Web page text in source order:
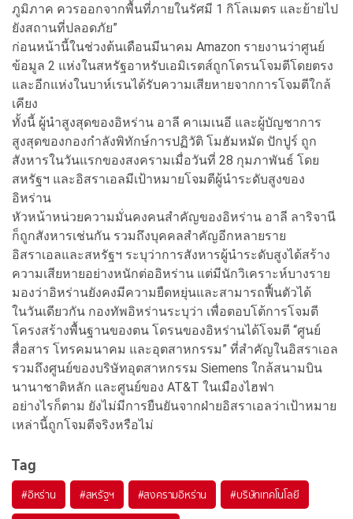
ภูมิภาค ควรออกจากพื้นที่ภายในรัศมี 1 กิโลเมตร และย้ายไป
ยังสถานที่ปลอดภัย”
ก่อนหน้านี้ในช่วงต้นเดือนมีนาคม Amazon รายงานว่าศูนย์
ข้อมูล 2 แห่งในสหรัฐอาหรับเอมิเรตส์ถูกโดรนโจมตีโดยตรง
และอีกแห่งในบาห์เรนได้รับความเสียหายจากการโจมตีใกล้
เคียง
ทั้งนี้ ผู้นำสูงสุดของอิหร่าน อาลี คาเมเนอี และผู้บัญชาการ
สูงสุดของกองกำลังพิทักษ์การปฏิวัติ โมฮัมหมัด ปักปูร์ ถูก
สังหารในวันแรกของสงครามเมื่อวันที่ 28 กุมภาพันธ์ โดย
สหรัฐฯ และอิสราเอลมีเป้าหมายโจมตีผู้นำระดับสูงของ
อิหร่าน
หัวหน้าหน่วยความมั่นคงคนสำคัญของอิหร่าน อาลี ลาริจานี
ก็ถูกสังหารเช่นกัน รวมถึงบุคคลสำคัญอีกหลายราย
อิสราเอลและสหรัฐฯ ระบุว่าการสังหารผู้นำระดับสูงได้สร้าง
ความเสียหายอย่างหนักต่ออิหร่าน แต่มีนักวิเคราะห์บางราย
มองว่าอิหร่านยังคงมีความยืดหยุ่นและสามารถฟื้นตัวได้
ในวันเดียวกัน กองทัพอิหร่านระบุว่า เพื่อตอบโต้การโจมตี
โครงสร้างพื้นฐานของตน โดรนของอิหร่านได้โจมตี “ศูนย์
สื่อสาร โทรคมนาคม และอุตสาหกรรม” ที่สำคัญในอิสราเอล
รวมถึงศูนย์ของบริษัทอุตสาหกรรม Siemens ใกล้สนามบิน
นานาชาติหลัก และศูนย์ของ AT&T ในเมืองไฮฟา
อย่างไรก็ตาม ยังไม่มีการยืนยันจากฝ่ายอิสราเอลว่าเป้าหมาย
เหล่านี้ถูกโจมตีจริงหรือไม่
Tag
#อิหร่าน #สหรัฐฯ #สงครามอิหร่าน #บริษัทเทคโนโลยี